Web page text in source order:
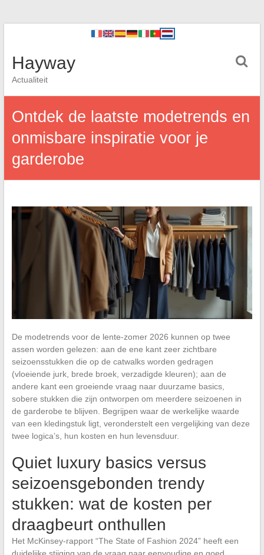
Hayway
Actualiteit
Ontdek de laatste modetrends en
onmisbare inspiratie voor je
garderobe
De modetrends voor de lente-zomer 2026 kunnen op twee
assen worden gelezen: aan de ene kant zeer zichtbare
seizoensstukken die op de catwalks worden gedragen
(vloeiende jurk, brede broek, verzadigde kleuren); aan de
andere kant een groeiende vraag naar duurzame basics,
sobere stukken die zijn ontworpen om meerdere seizoenen in
de garderobe te blijven. Begrijpen waar de werkelijke waarde
van een kledingstuk ligt, veronderstelt een vergelijking van deze
twee logica’s, hun kosten en hun levensduur.
Quiet luxury basics versus
seizoensgebonden trendy
stukken: wat de kosten per
draagbeurt onthullen
Het McKinsey-rapport “The State of Fashion 2024” heeft een